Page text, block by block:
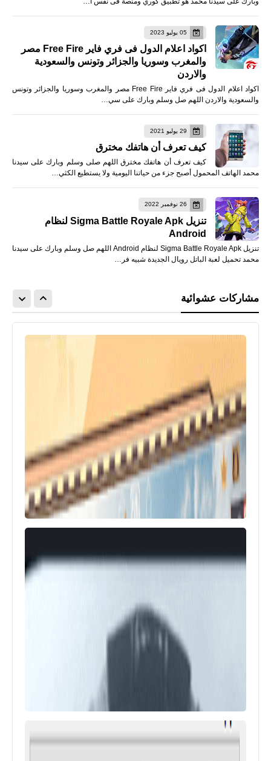
05 يوليو 2023
اكواد اعلام الدول فى فري فاير Free Fire مصر
والمغرب وسوريا والجزائر وتونس والسعودية
والاردن
اكواد اعلام الدول فى فري فاير Free Fire مصر والمغرب وسوريا والجزائر وتونس
والسعودية والاردن اللهم صل وسلم وبارك على سي…
29 يوليو 2021
كيف تعرف أن هاتفك مخترق
كيف تعرف أن هاتفك مخترق اللهم صلى وسلم وبارك على سيدنا
محمد الهاتف المحمول أصبح جزء من حياتنا اليومية ولا يستطيع الكثي…
26 نوفمبر 2022
تنزيل Sigma Battle Royale Apk لنظام
Android
تنزيل Sigma Battle Royale Apk لنظام Android اللهم صل وسلم وبارك على سيدنا
محمد تحميل لعبة الباتل رويال الجديدة شبيه فر…
مشاركات عشوائية